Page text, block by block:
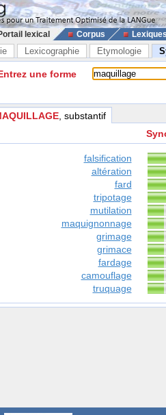
lexical Corpus
Lexicographie Etymologie
une forme
, substantif
falsification
altération
fard
tripotage
mutilation
maquignonnage
grimage
grimace
fardage
camouflage
truquage